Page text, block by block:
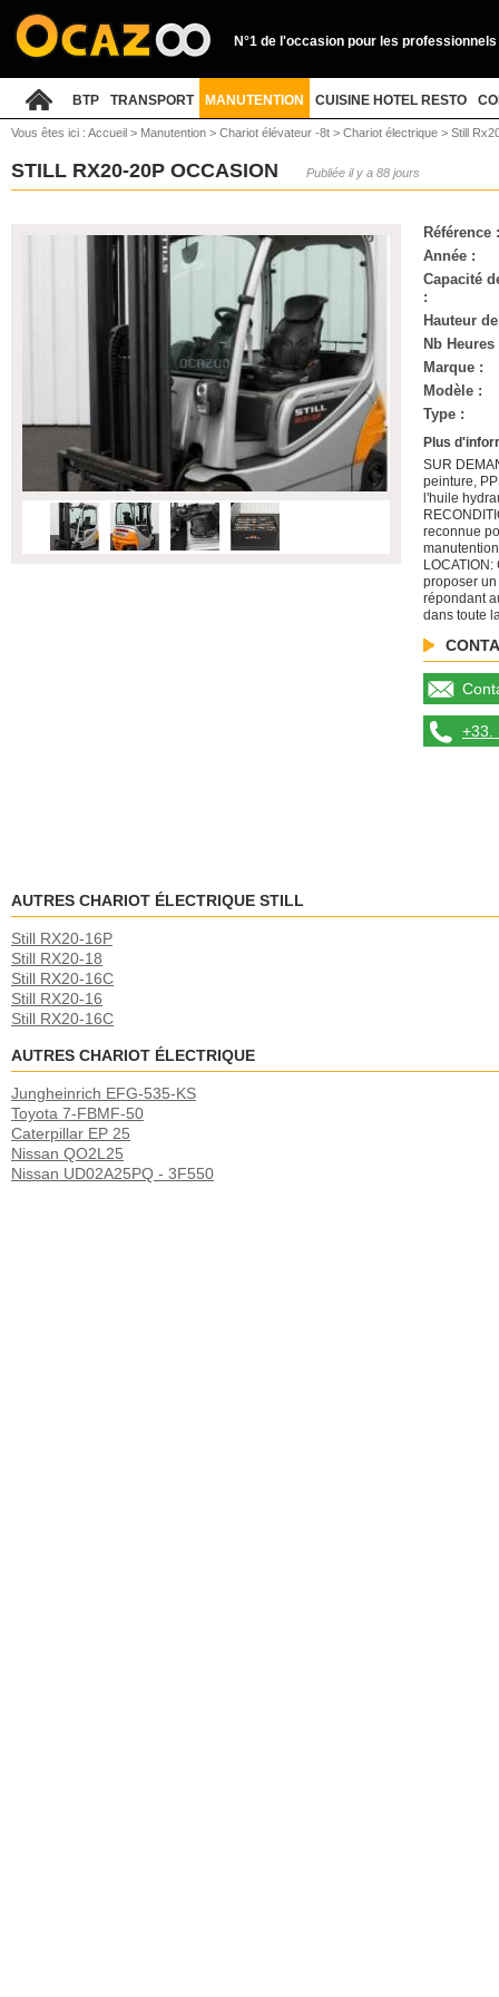
N°1 de l'occasion pour les professionnels
BTP TRANSPORT MANUTENTION CUISINE HOTEL RESTO
Vous êtes ici : Accueil > Manutention > Chariot élévateur -8t > Chariot électrique > Still
STILL RX20-20P OCCASION Publiée il y a 88 jours
Référence :
Année :
Capacité
:
Hauteur
Nb Heures
Marque :
Modèle :
Type :
Plus
SUR
peinture,
l'huile
reconnue
proposer
répondant
dans toute
+33.
AUTRES CHARIOT ÉLECTRIQUE STILL
Still RX20-16P
Still RX20-18
Still RX20-16C
Still RX20-16
Still RX20-16C
AUTRES CHARIOT ÉLECTRIQUE
Jungheinrich EFG-535-KS
Toyota 7-FBMF-50
Caterpillar EP 25
Nissan QO2L25
Nissan UD02A25PQ - 3F550